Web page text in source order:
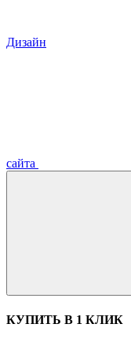
Дизайн
сайта
КУПИТЬ В 1 КЛИК